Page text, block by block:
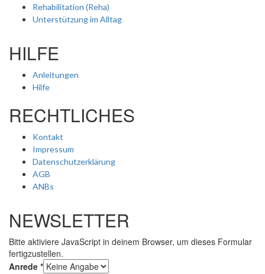
Rehabilitation (Reha)
Unterstützung im Alltag
HILFE
Anleitungen
Hilfe
RECHTLICHES
Kontakt
Impressum
Datenschutzerklärung
AGB
ANBs
NEWSLETTER
Bitte aktiviere JavaScript in deinem Browser, um dieses Formular
fertigzustellen.
Anrede *